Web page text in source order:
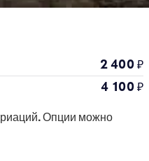
2 400₽
4 100₽
Опции можно